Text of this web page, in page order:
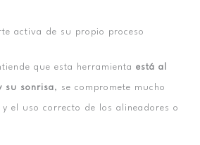
activa de su propio proceso
que esta herramienta está al
su sonrisa, se compromete mucho
y el uso correcto de los alineadores o